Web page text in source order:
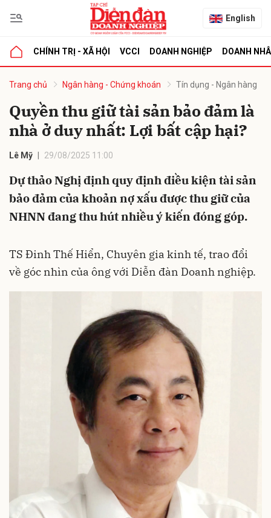
English
CHÍNH TRỊ - XÃ HỘI VCCI DOANH NGHIỆP DOANH
Trang chủ Ngân hàng - Chứng khoán Tín dụng - Ngân hàng
Quyền thu giữ tài sản bảo đảm là
nhà ở duy nhất: Lợi bất cập hại?
Lê Mỹ 29/08/2025 11:00
Dự thảo Nghị định quy định điều kiện tài sản
bảo đảm của khoản nợ xấu được thu giữ của
NHNN đang thu hút nhiều ý kiến đóng góp.
TS Đinh Thế Hiển, Chuyên gia kinh tế, trao đổi
về góc nhìn của ông với Diễn đàn Doanh nghiệp.
luận
Hủy